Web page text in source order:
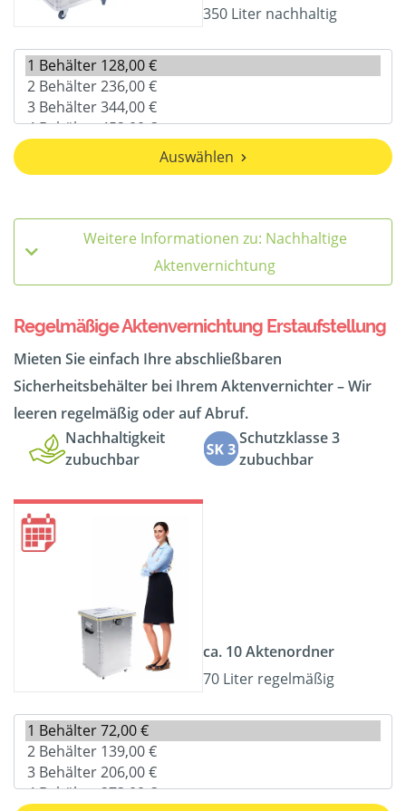
350 Liter nachhaltig
Auswählen
Weitere Informationen zu: Nachhaltige
Aktenvernichtung
Regelmäßige Aktenvernichtung Erstaufstellung
Mieten Sie einfach Ihre abschließbaren
Sicherheitsbehälter bei Ihrem Aktenvernichter – Wir
leeren regelmäßig oder auf Abruf.
Nachhaltigkeit
zubuchbar
Schutzklasse 3
zubuchbar
ca. 10 Aktenordner
70 Liter regelmäßig